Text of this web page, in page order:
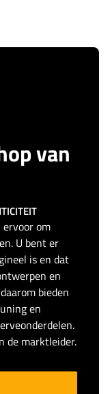
van
om
U bent er
is en dat
en
bieden
en
de marktleider.